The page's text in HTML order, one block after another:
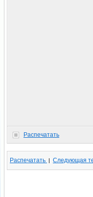
Распечатать
Распечатать | Следующая